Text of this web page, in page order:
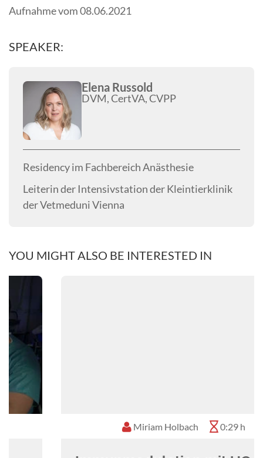
Aufnahme vom 08.06.2021
SPEAKER:
Elena Russold
DVM, CertVA, CVPP
Residency im Fachbereich Anästhesie
Leiterin der Intensivstation der Kleintierklinik
der Vetmeduni Vienna
YOU MIGHT ALSO BE INTERESTED IN
Miriam Holbach 0:29 h